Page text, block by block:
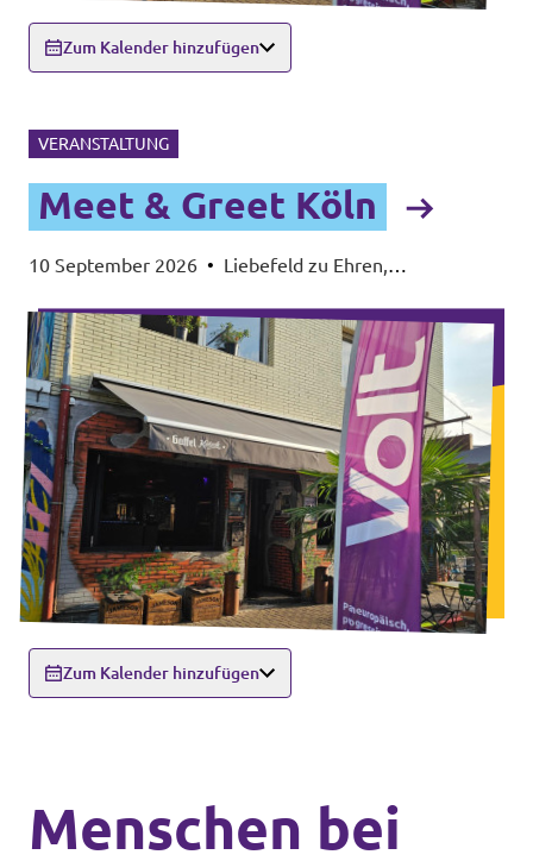
Zum Kalender hinzufügen
VERANSTALTUNG
Meet & Greet Köln
10 September 2026 • Liebefeld zu Ehren,
Zum Kalender hinzufügen
Menschen bei